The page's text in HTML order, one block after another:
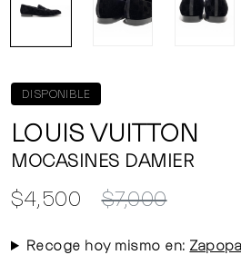
DISPONIBLE
LOUIS VUITTON
MOCASINES DAMIER
$4,500 $7,000
Recoge hoy mismo en: